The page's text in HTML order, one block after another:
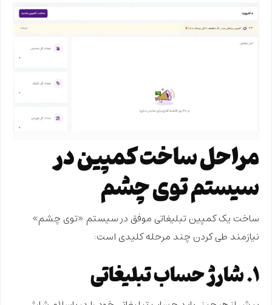
مراحل ساخت کمپین در
سیستم توی چشم
ساخت یک کمپین تبلیغاتی موفق در سیستم «توی چشم»
نیازمند طی کردن چند مرحله کلیدی است:
۱. شارژ حساب تبلیغاتی